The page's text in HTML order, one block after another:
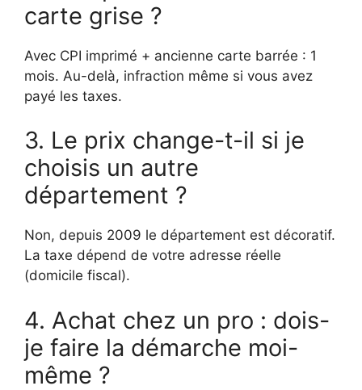
carte grise ?
Avec CPI imprimé + ancienne carte barrée : 1
mois. Au-delà, infraction même si vous avez
payé les taxes.
3. Le prix change-t-il si je
choisis un autre
département ?
Non, depuis 2009 le département est décoratif.
La taxe dépend de votre adresse réelle
(domicile fiscal).
4. Achat chez un pro : dois-
je faire la démarche moi-
même ?